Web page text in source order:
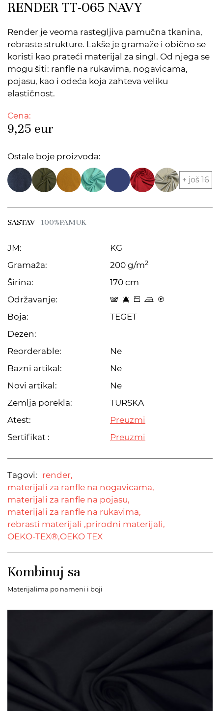
RENDER TT-065 NAVY
Render je veoma rastegljiva pamučna tkanina,
rebraste strukture. Lakše je gramaže i obično se
koristi kao prateći materijal za singl. Od njega se
mogu šiti: ranfle na rukavima, nogavicama,
pojasu, kao i odeća koja zahteva veliku
elastičnost.
Cena:
9,25 eur
Ostale boje proizvoda:
+ još 16
SASTAV- 100%PAMUK
JM:
KG
Gramaža:
200 g/m2
Širina:
170 cm
Održavanje:
t 8 Z p C
Boja:
TEGET
Dezen:
Reorderable:
Ne
Bazni artikal:
Ne
Novi artikal:
Ne
Zemlja porekla:
TURSKA
Atest:
Preuzmi
Sertifikat :
Preuzmi
Tagovi: render,
materijali za ranfle na nogavicama,
materijali za ranfle na pojasu,
materijali za ranfle na rukavima,
rebrasti materijali ,prirodni materijali,
OEKO-TEX®,OEKO TEX
Kombinuj sa
Materijalima po nameni i boji